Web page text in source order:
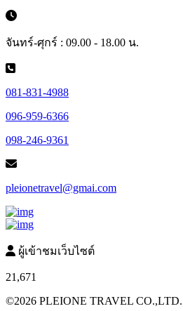
จันทร์-ศุกร์ : 09.00 - 18.00 น.
081-831-4988
096-959-6366
098-246-9361
pleionetravel@gmai.com
ผู้เข้าชมเว็บไซต์
21,671
©2026 PLEIONE TRAVEL CO.,LTD.